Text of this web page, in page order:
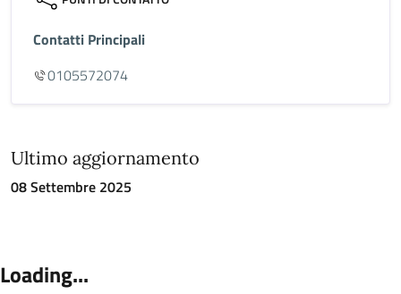
Contatti Principali
0105572074
Ultimo aggiornamento
08 Settembre 2025